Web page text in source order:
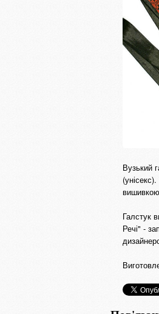
Вузький
Галстук
Речі" -